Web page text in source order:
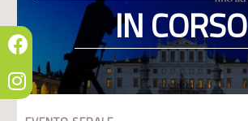
IN CORSO